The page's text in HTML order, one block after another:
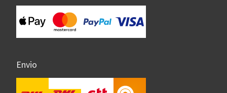
Envio